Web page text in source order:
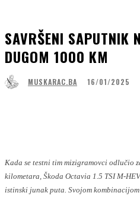
SAVRŠENI SAPUTNIK
DUGOM 1000 KM
MUSKARAC.BA 16/01/2025
Kada se testni tim mizigramovci odlučio
kilometara, Škoda Octavia 1.5 TSI M-
istinski junak puta. Svojom